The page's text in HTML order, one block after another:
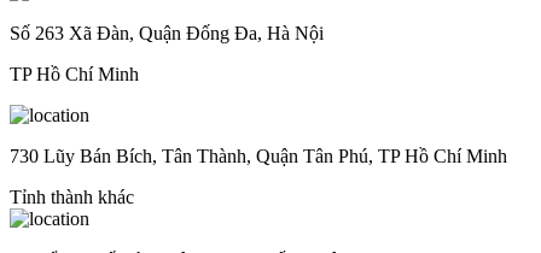
Số 263 Xã Đàn, Quận Đống Đa, Hà Nội
TP Hồ Chí Minh
730 Lũy Bán Bích, Tân Thành, Quận Tân Phú, TP Hồ Chí Minh
Tỉnh thành khác